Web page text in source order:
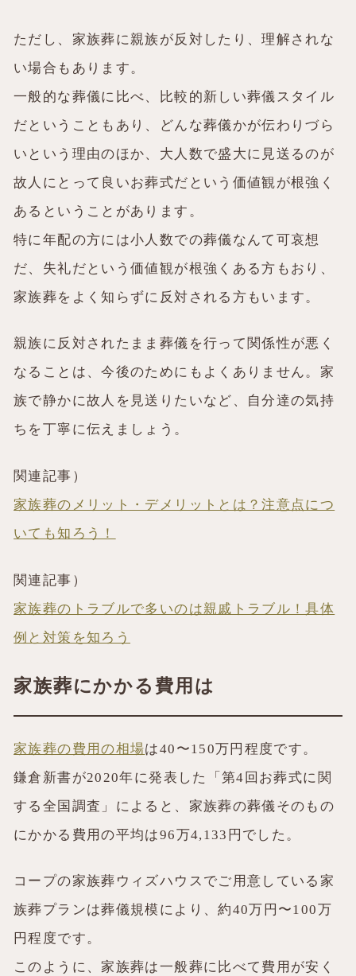
ただし、家族葬に親族が反対したり、理解されな
い場合もあります。
一般的な葬儀に比べ、比較的新しい葬儀スタイル
だということもあり、どんな葬儀かが伝わりづら
いという理由のほか、大人数で盛大に見送るのが
故人にとって良いお葬式だという価値観が根強く
あるということがあります。
特に年配の方には小人数での葬儀なんて可哀想
だ、失礼だという価値観が根強くある方もおり、
家族葬をよく知らずに反対される方もいます。
親族に反対されたまま葬儀を行って関係性が悪く
なることは、今後のためにもよくありません。家
族で静かに故人を見送りたいなど、自分達の気持
ちを丁寧に伝えましょう。
関連記事）
家族葬のメリット・デメリットとは？注意点につ
いても知ろう！
関連記事）
家族葬のトラブルで多いのは親戚トラブル！具体
例と対策を知ろう
家族葬にかかる費用は
家族葬の費用の相場は40〜150万円程度です。
鎌倉新書が2020年に発表した「第4回お葬式に関
する全国調査」によると、家族葬の葬儀そのもの
にかかる費用の平均は96万4,133円でした。
コープの家族葬ウィズハウスでご用意している家
族葬プランは葬儀規模により、約40万円〜100万
円程度です。
このように、家族葬は一般葬に比べて費用が安く